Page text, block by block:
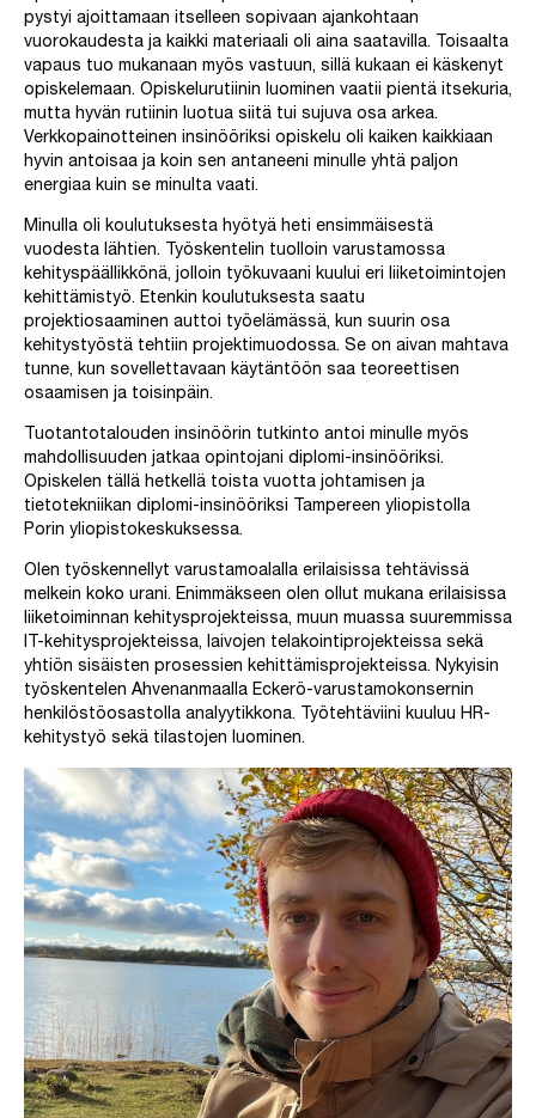
pystyi ajoittamaan itselleen sopivaan ajankohtaan
vuorokaudesta ja kaikki materiaali oli aina saatavilla. Toisaalta
vapaus tuo mukanaan myös vastuun, sillä kukaan ei käskenyt
opiskelemaan. Opiskelurutiinin luominen vaatii pientä itsekuria,
mutta hyvän rutiinin luotua siitä tui sujuva osa arkea.
Verkkopainotteinen insinööriksi opiskelu oli kaiken kaikkiaan
hyvin antoisaa ja koin sen antaneeni minulle yhtä paljon
energiaa kuin se minulta vaati.
Minulla oli koulutuksesta hyötyä heti ensimmäisestä
vuodesta lähtien. Työskentelin tuolloin varustamossa
kehityspäällikkönä, jolloin työkuvaani kuului eri liiketoimintojen
kehittämistyö. Etenkin koulutuksesta saatu
projektiosaaminen auttoi työelämässä, kun suurin osa
kehitystyöstä tehtiin projektimuodossa. Se on aivan mahtava
tunne, kun sovellettavaan käytäntöön saa teoreettisen
osaamisen ja toisinpäin.
Tuotantotalouden insinöörin tutkinto antoi minulle myös
mahdollisuuden jatkaa opintojani diplomi-insinööriksi.
Opiskelen tällä hetkellä toista vuotta johtamisen ja
tietotekniikan diplomi-insinööriksi Tampereen yliopistolla
Porin yliopistokeskuksessa.
Olen työskennellyt varustamoalalla erilaisissa tehtävissä
melkein koko urani. Enimmäkseen olen ollut mukana erilaisissa
liiketoiminnan kehitysprojekteissa, muun muassa suuremmissa
IT-kehitysprojekteissa, laivojen telakointiprojekteissa sekä
yhtiön sisäisten prosessien kehittämisprojekteissa. Nykyisin
työskentelen Ahvenanmaalla Eckerö-varustamokonsernin
henkilöstöosastolla analyytikkona. Työtehtäviini kuuluu HR-
kehitystyö sekä tilastojen luominen.